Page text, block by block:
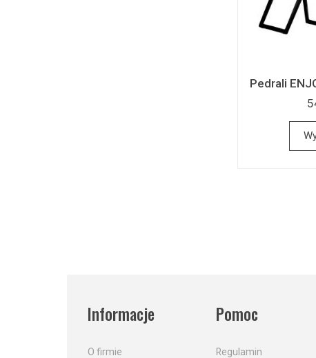
Pedrali
Informacje
O firmie
Pomoc
Regulamin